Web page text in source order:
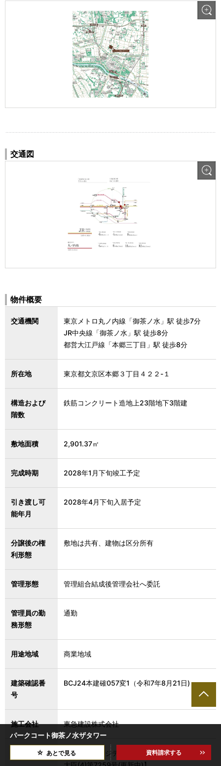
交通図
物件概要
交通機関
東京メトロ丸ノ内線「御茶ノ水」駅 徒歩7分
JR中央線「御茶ノ水」駅 徒歩8分
都営大江戸線「本郷三丁目」駅 徒歩8分
所在地 東京都文京区本郷３丁目４２２-１
構造および
階数
鉄筋コンクリート造地上23階地下3階建
敷地面積 2,901.37㎡
完成時期 2028年1月下旬竣工予定
引き渡し可
能年月
2028年4月下旬入居予定
分譲後の権
利形態
敷地は共有、建物は区分所有
管理形態 管理組合結成後管理会社へ委託
管理員の勤
務形態
通勤
用途地域 商業地域
建築確認番
号
BCJ24本建確057変1（令和7年8月21日)
施工会社 東急建設株式会社
三井不動産レジデンシャル株式会社【国土交通
パークコート御茶ノ水ザタワー
あとで見る 資料請求する